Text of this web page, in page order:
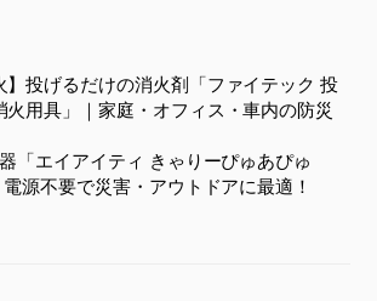
】投げるだけの消火剤「ファイテック 投
火用具」｜家庭・オフィス・車内の防災
「エイアイティ きゃりーぴゅあぴゅ
源不要で災害・アウトドアに最適！